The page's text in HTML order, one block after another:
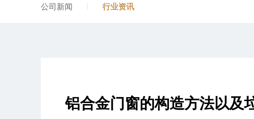
公司新闻 行业资讯
铝合金门窗的构造方法以及